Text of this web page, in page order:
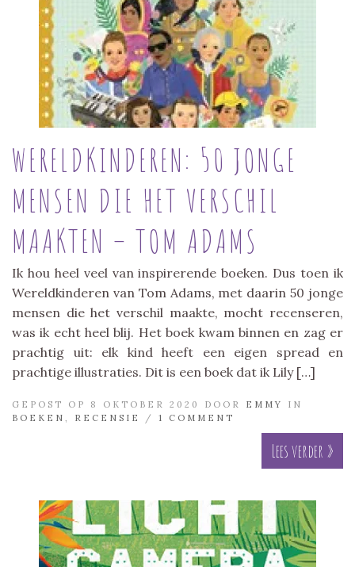
WERELDKINDEREN: 50 JONGE
MENSEN DIE HET VERSCHIL
MAAKTEN – TOM ADAMS
Ik hou heel veel van inspirerende boeken. Dus toen ik
Wereldkinderen van Tom Adams, met daarin 50 jonge
mensen die het verschil maakte, mocht recenseren,
was ik echt heel blij. Het boek kwam binnen en zag er
prachtig uit: elk kind heeft een eigen spread en
prachtige illustraties. Dit is een boek dat ik Lily […]
GEPOST OP 8 OKTOBER 2020 DOOR EMMY
IN
BOEKEN
RECENSIE / 1 COMMENT
Lees verder »